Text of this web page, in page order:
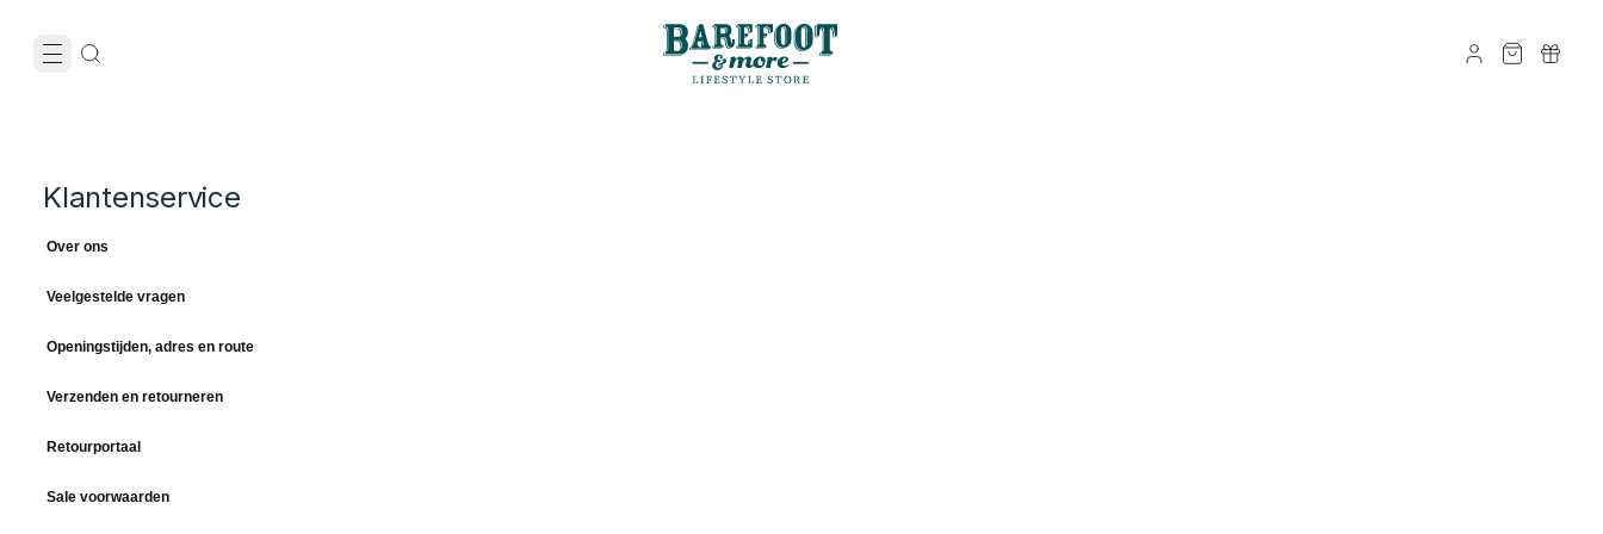
Klantenservice
Over ons
Veelgestelde vragen
Openingstijden, adres en route
Verzenden en retourneren
Retourportaal
Sale voorwaarden